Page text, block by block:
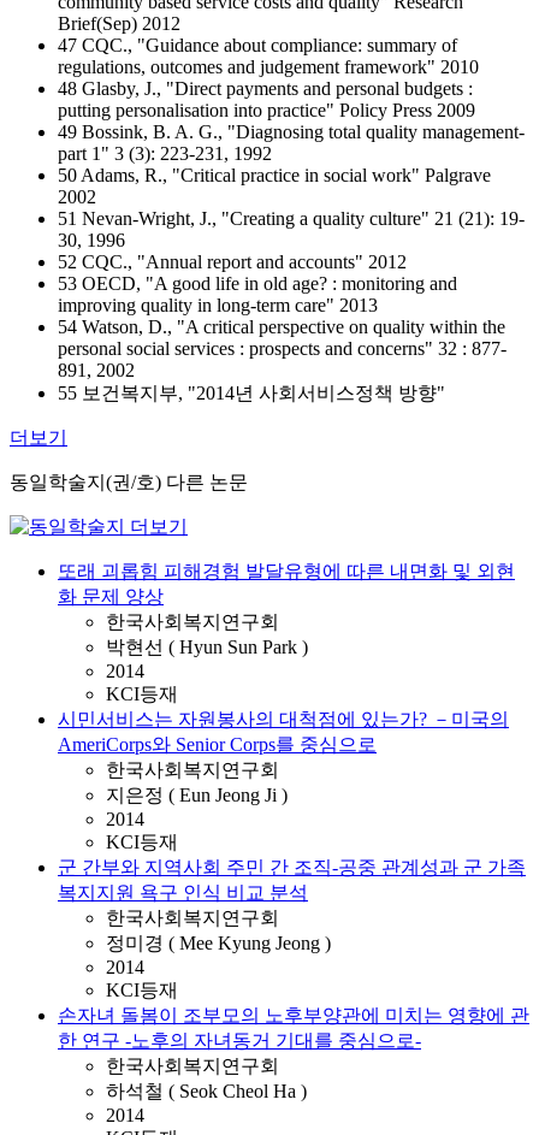
Brief(Sep) 2012
47 CQC., "Guidance about compliance: summary of
regulations, outcomes and judgement framework" 2010
48 Glasby, J., "Direct payments and personal budgets :
putting personalisation into practice" Policy Press 2009
49 Bossink, B. A. G., "Diagnosing total quality management-
part 1" 3 (3): 223-231, 1992
50 Adams, R., "Critical practice in social work" Palgrave
2002
51 Nevan-Wright, J., "Creating a quality culture" 21 (21): 19-
30, 1996
52 CQC., "Annual report and accounts" 2012
53 OECD, "A good life in old age? : monitoring and
improving quality in long-term care" 2013
54 Watson, D., "A critical perspective on quality within the
personal social services : prospects and concerns" 32 : 877-
891, 2002
55 보건복지부, "2014년 사회서비스정책 방향"
더보기
동일학술지(권/호) 다른 논문
또래 괴롭힘 피해경험 발달유형에 따른 내면화 및 외현
화 문제 양상
한국사회복지연구회
박현선 ( Hyun Sun Park )
2014
KCI등재
시민서비스는 자원봉사의 대척점에 있는가? －미국의
AmeriCorps와 Senior Corps를 중심으로
한국사회복지연구회
지은정 ( Eun Jeong Ji )
2014
KCI등재
군 간부와 지역사회 주민 간 조직-공중 관계성과 군 가족
복지지원 욕구 인식 비교 분석
한국사회복지연구회
정미경 ( Mee Kyung Jeong )
2014
KCI등재
손자녀 돌봄이 조부모의 노후부양관에 미치는 영향에 관
한 연구 -노후의 자녀동거 기대를 중심으로-
한국사회복지연구회
하석철 ( Seok Cheol Ha )
2014